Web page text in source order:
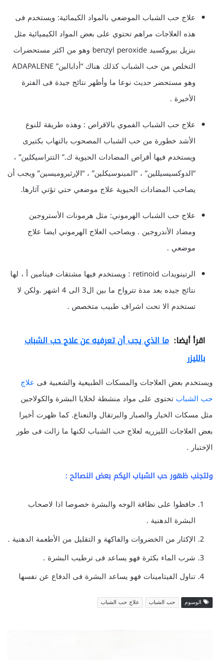
علاج حب الشباب الموضعي بالمواد الكيمائية: ويستخدم فى
هذه العلاجات مراهم تحتوي على بعض المواد الكيميائية مثل
بنزيل بيروكسيد benzyl peroxide وهو من اكثر مستحضرات
التخلص من حب الشباب كذلك هناك “أدابالين” ADAPALENE
وهو مستحضر حديث نوعا ما وأظهر نتائج جيدة فى الفترة
الأخيرة .
علاج حب الشباب الفموي بالاقراص : وهذه طريقة للنوع
الأشد خطورة من حب الشباب المصحوب بالتهاب بكتيرى
ويستخدم فيها أقراص المضادات الحيوية ك.” التتراسيكلين” ،
“الدوكسيسيللين” ، “المينوسيكلين” ، “الإرثيروميسين” ويجب أن
يصاحب المضادات الحيوية علاج موضعي حتي تؤتي آثارها.
علاج حب الشباب الهرموني: مثل هرمونات الأستروجين
ومضاد الأندروجين . ويصاحب العلاج الهرموني ايضا علاج
موضعي .
الرتينويدات retinoid : ويستخدم فيها مشتقات فيتامين أ ، لها
نتائج جيده بعد مدة تترواح ما بين ال3 الى 4 اشهر .ولكن لا
تستخدم الا تحت اشراف طبيب متخصص .
اقرأ أيضا: ما الذي يجب أن تعرفيه عن علاج حب الشباب
بالليزر
ويستخدم بعض العلاجات والمسكات الطبيعية والشعبية فى علاج
حب الشباب تحتوى على مواد منشطة لخلايا البشرة والكولاجين
مثل مسكات الخيار والصبار والبرتقال والنعناع. كما ظهرت أخيرا
بعض العلاجات الليزريه لعلاج حب الشباب لكنها ما زالت فى طور
الإختبار .
ولتجنب ظهور حب الشباب اليكم بعض النصائح :
حافظوا على نظافة الوجه والبشرة خصوصا اذا لاصحاب
البشرة الدهنية .
الإكثار من الخضروات والفاكهة و التقليل من الأطعمة الدهنية .
شرب الماء بكثرة فهو يساعد فى ترطيب البشرة .
تناول الفيتامينات فهو يساعد البشرة فى الدفاع عن نفسها
الوسوم حب الشباب علاج حب الشباب